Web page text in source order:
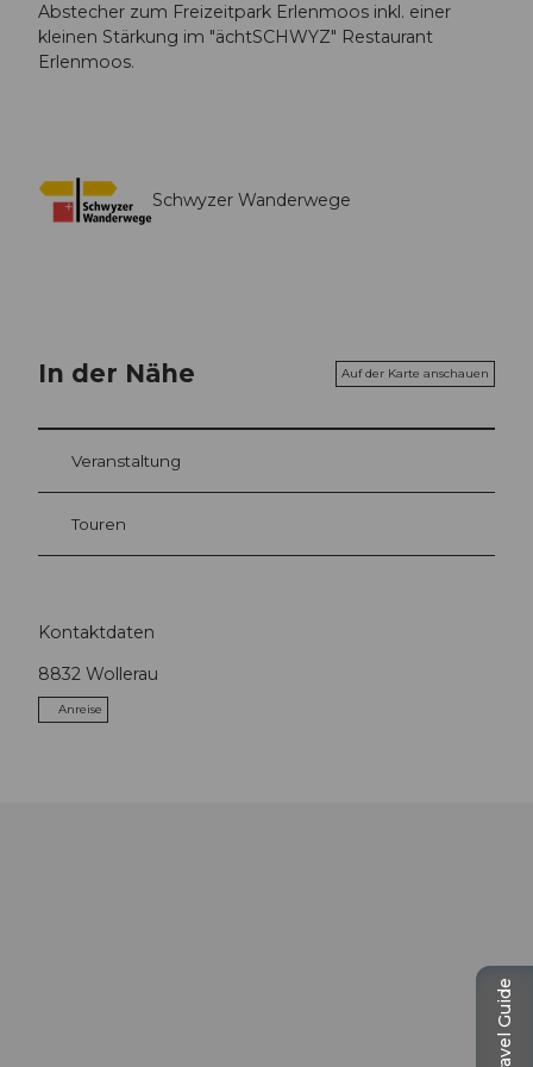
Abstecher zum Freizeitpark Erlenmoos inkl. einer
kleinen Stärkung im "ächtSCHWYZ" Restaurant
Erlenmoos.
Schwyzer Wanderwege
In der Nähe Auf der Karte anschauen
Veranstaltung
Touren
Kontaktdaten
8832 Wollerau
Anreise
Travel Guide